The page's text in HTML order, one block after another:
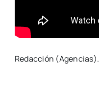
Redacción (Agencias).